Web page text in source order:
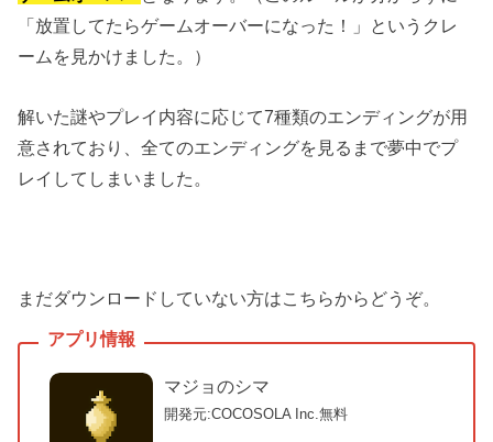
「放置してたらゲームオーバーになった！」というクレ
ームを見かけました。）
解いた謎やプレイ内容に応じて7種類のエンディングが用
意されており、全てのエンディングを見るまで夢中でプ
レイしてしまいました。
まだダウンロードしていない方はこちらからどうぞ。
マジョのシマ
開発元:COCOSOLA Inc.無料